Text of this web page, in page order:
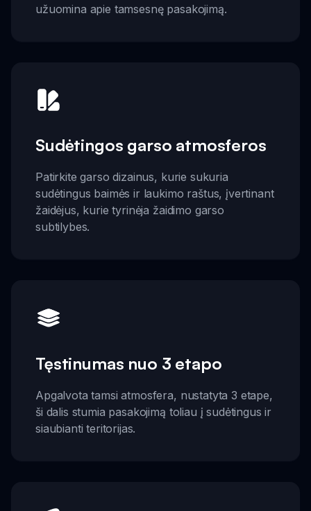
užuomina apie tamsesnę pasakojimą.
Sudėtingos garso atmosferos
Patirkite garso dizainus, kurie sukuria
sudėtingus baimės ir laukimo raštus, įvertinant
žaidėjus, kurie tyrinėja žaidimo garso
subtilybes.
Tęstinumas nuo 3 etapo
Apgalvota tamsi atmosfera, nustatyta 3 etape,
ši dalis stumia pasakojimą toliau į sudėtingus ir
siaubianti teritorijas.